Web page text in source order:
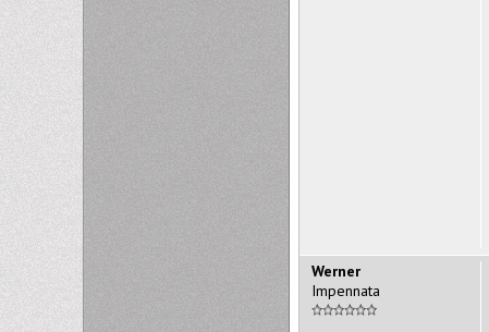
Werner
Impennata